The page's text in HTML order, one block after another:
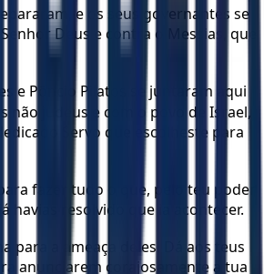
e os seus governantes se
Deus e contra o Messias, que
e Pôncio Pilatos se juntaram aqui
não judeus e com o povo de Israel,
Servo que escolheste para
fazer tudo o que, pelo teu poder
havias resolvido que ia acontecer.
para a ameaça deles. Dá aos teus
anunciarem corajosamente a tua